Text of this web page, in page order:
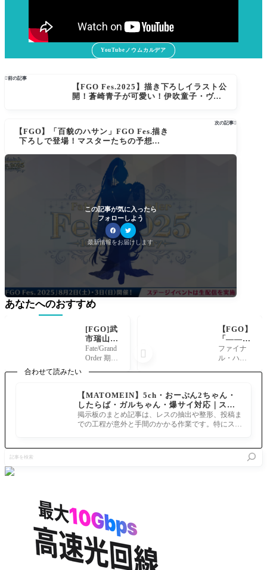
YouTubeノウムカルデア
前の記事
【FGO Fes.2025】描き下ろしイラスト公
開！蒼崎青子が可愛い！伊吹童子・ヴラ
次の記事
【FGO】「百貌のハサン」FGO Fes.描き
下ろしで登場！マスターたちの予想が的
この記事が気に入ったら
フォローしよう
最新情報をお届けします
合わせて読みたい
【MATOMEIN】5ch・おーぷん2ちゃん・
したらば・ガルちゃん・爆サイ対応｜スマ
ホでまとめ記事を作れるアプリ FGOのまと
め記事ができるまで
掲示板のまとめ記事は、レスの抽出や整形、投稿ま
での工程が意外と手間のかかる作業です。特にスマ
を
検
あなたへのおすすめ
[FGO]武
市瑞山と
田中新兵
衛も絵師
NPC確定
か
Fate/Grand
Order 期間
画 ぐだぐ
だ龍馬危
機一髪！
消えたノ
【FGO】
「——ゆ
っくりし
ていって
機が“ゆ
っくりエ
リちゃ
ん”化で
ファイナ
ル・ハロ
カエリチ
ャンII号機
がテキス
トウィン
